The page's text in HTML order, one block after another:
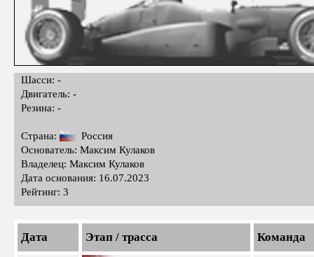
Шасси: -
Двигатель: -
Резина: -
Страна:
Россия
Основатель: Максим Кулаков
Владелец: Максим Кулаков
Дата основания: 16.07.2023
Рейтинг: 3
Дата Этап / трасса Команда